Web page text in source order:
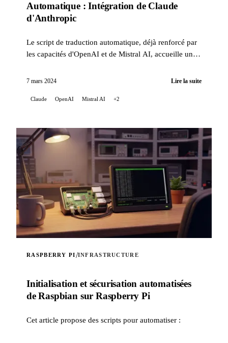
Automatique : Intégration de Claude
d'Anthropic
Le script de traduction automatique, déjà renforcé par
les capacités d'OpenAI et de Mistral AI, accueille une
7 mars 2024 Lire la suite
Claude OpenAI Mistral AI +2
RASPBERRY PI/INFRASTRUCTURE
Initialisation et sécurisation automatisées
de Raspbian sur Raspberry Pi
Cet article propose des scripts pour automatiser :